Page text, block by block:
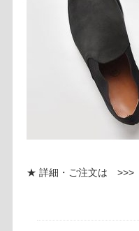
★ 詳細・ご注文は >>>